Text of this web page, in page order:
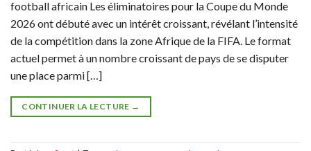
football africain Les éliminatoires pour la Coupe du Monde
2026 ont débuté avec un intérêt croissant, révélant l’intensité
de la compétition dans la zone Afrique de la FIFA. Le format
actuel permet à un nombre croissant de pays de se disputer
une place parmi […]
CONTINUER LA LECTURE →